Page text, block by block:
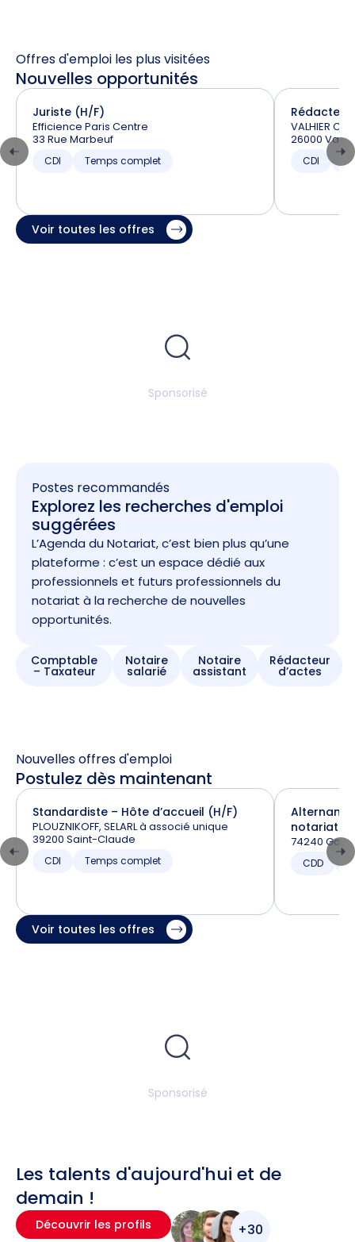
Offres d'emploi les plus visitées
Nouvelles opportunités
Juriste (H/F)
Efficience Paris Centre
33 Rue Marbeuf
CDI Temps complet
Rédacteur
VALHIER
26000
CDI
Voir toutes les offres
Sponsorisé
Postes recommandés
Explorez les recherches d'emploi
suggérées
L’Agenda du Notariat, c’est bien plus qu’une
plateforme : c’est un espace dédié aux
professionnels et futurs professionnels du
notariat à la recherche de nouvelles
opportunités.
Comptable
– Taxateur
Notaire
salarié
Notaire
assistant
Rédacteur
d’actes
Nouvelles offres d'emploi
Postulez dès maintenant
Standardiste – Hôte d’accueil (H/F)
PLOUZNIKOFF, SELARL à associé unique
39200 Saint-Claude
CDI Temps complet
notariat
74240
CDD
Voir toutes les offres
Sponsorisé
Les talents d'aujourd'hui et de
demain !
Découvrir les profils +30